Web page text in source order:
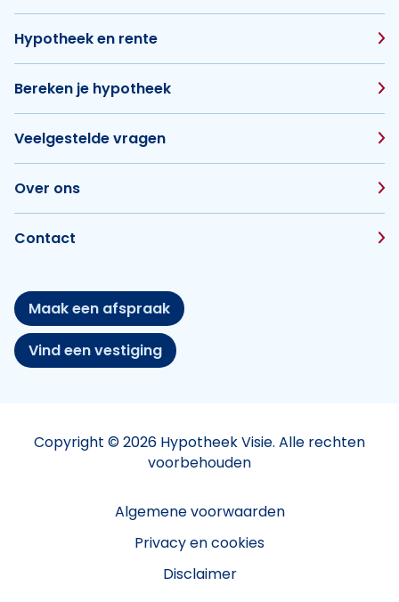
Hypotheek en rente
Bereken je hypotheek
Veelgestelde vragen
Over ons
Contact
Maak een afspraak
Vind een vestiging
Copyright © 2026 Hypotheek Visie. Alle rechten
voorbehouden
Algemene voorwaarden
Privacy en cookies
Disclaimer